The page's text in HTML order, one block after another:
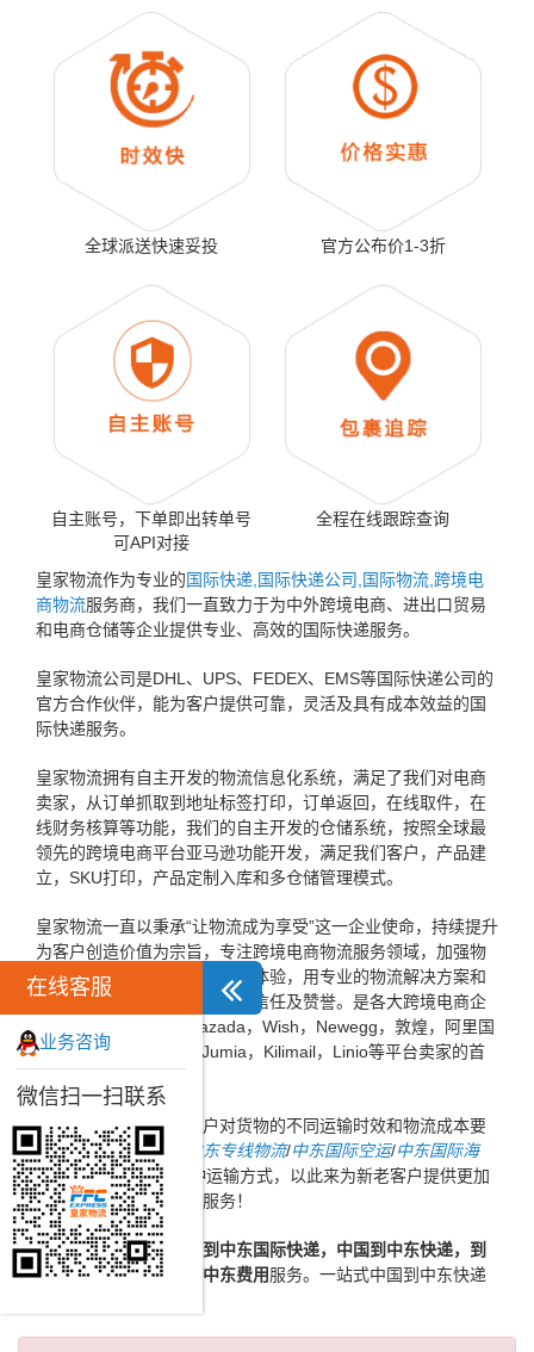
全球派送快速妥投 官方公布价1-3折
自主账号，下单即出转单号
可API对接
全程在线跟踪查询
皇家物流作为专业的国际快递,国际快递公司,国际物流,跨境电
商物流服务商，我们一直致力于为中外跨境电商、进出口贸易
和电商仓储等企业提供专业、高效的国际快递服务。
皇家物流公司是DHL、UPS、FEDEX、EMS等国际快递公司的
官方合作伙伴，能为客户提供可靠，灵活及具有成本效益的国
际快递服务。
皇家物流拥有自主开发的物流信息化系统，满足了我们对电商
卖家，从订单抓取到地址标签打印，订单返回，在线取件，在
线财务核算等功能，我们的自主开发的仓储系统，按照全球最
领先的跨境电商平台亚马逊功能开发，满足我们客户，产品建
立，SKU打印，产品定制入库和多仓储管理模式。
皇家物流一直以秉承“让物流成为享受”这一企业使命，持续提升
为客户创造价值为宗旨，专注跨境电商物流服务领域，加强物
流信息化建设，不断提高客户体验，用专业的物流解决方案和
高效的服务赢得了广大客户的信任及赞誉。是各大跨境电商企
业，ebay，速卖通，Lazada，Wish，Newegg，敦煌，阿里国
际，亚马逊，Konga，Jumia，Kilimail，Linio等平台卖家的首
同时，为了方便广大客户对货物的不同运输时效和物流成本要
求，皇家物流特推出
中东专线物流/中东国际空运/中东国际海
运/中东FBA头程等多种运输方式，以此来为新老客户提供更加
完善的一站式国际物流服务！
优质快递到中东，中国到中东国际快递，中国到中东快递，到
中东快递价格，快递到中东费用服务。一站式中国到中东快递
在线客服
业务咨询
微信扫一扫联系